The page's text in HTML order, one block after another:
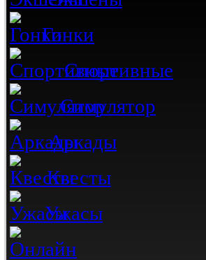
Гонки
Спортивные
Симулятор
Аркады
Квесты
Ужасы